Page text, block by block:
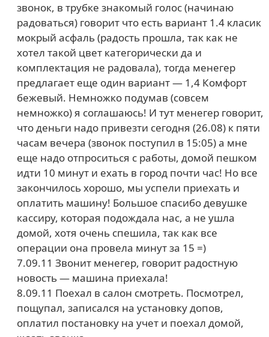
звонок, в трубке знакомый голос (начинаю
радоваться) говорит что есть вариант 1.4 класик
мокрый асфаль (радость прошла, так как не
хотел такой цвет категорически да и
комплектация не радовала), тогда менегер
предлагает еще один вариант — 1,4 Комфорт
бежевый. Немножко подумав (совсем
немножко) я соглашаюсь! И тут менегер говорит,
что деньги надо привезти сегодня (26.08) к пяти
часам вечера (звонок поступил в 15:05) а мне
еще надо отпроситься с работы, домой пешком
идти 10 минут и ехать в город почти час! Но все
закончилось хорошо, мы успели приехать и
оплатить машину! Большое спасибо девушке
кассиру, которая подождала нас, а не ушла
домой, хотя очень спешила, так как все
операции она провела минут за 15 =)
7.09.11 Звонит менегер, говорит радостную
новость — машина приехала!
8.09.11 Поехал в салон смотреть. Посмотрел,
пощупал, записался на установку допов,
оплатил постановку на учет и поехал домой,